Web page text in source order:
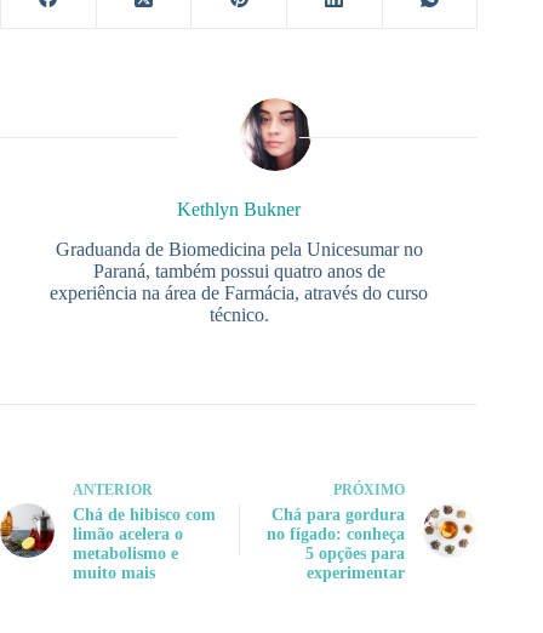
Kethlyn Bukner
Graduanda de Biomedicina pela Unicesumar no
Paraná, também possui quatro anos de
experiência na área de Farmácia, através do curso
técnico.
ANTERIOR
Chá de hibisco com
limão acelera o
metabolismo e
muito mais
PRÓXIMO
Chá para gordura
no fígado: conheça
5 opções para
experimentar